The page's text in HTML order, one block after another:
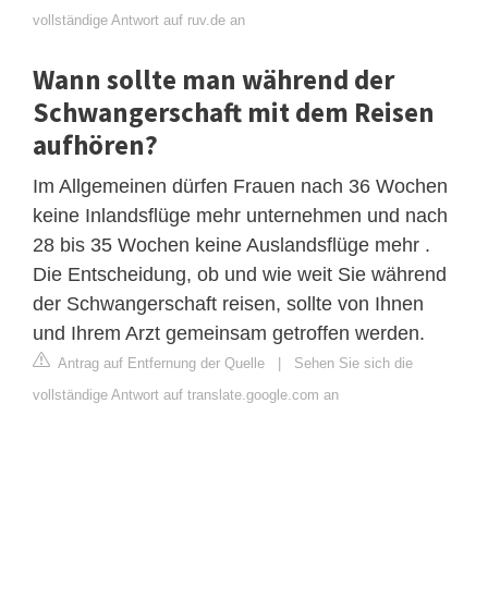
vollständige Antwort auf ruv.de an
Wann sollte man während der
Schwangerschaft mit dem Reisen
aufhören?
Im Allgemeinen dürfen Frauen nach 36 Wochen
keine Inlandsflüge mehr unternehmen und nach
28 bis 35 Wochen keine Auslandsflüge mehr .
Die Entscheidung, ob und wie weit Sie während
der Schwangerschaft reisen, sollte von Ihnen
und Ihrem Arzt gemeinsam getroffen werden.
Antrag auf Entfernung der Quelle | Sehen Sie sich die
vollständige Antwort auf translate.google.com an